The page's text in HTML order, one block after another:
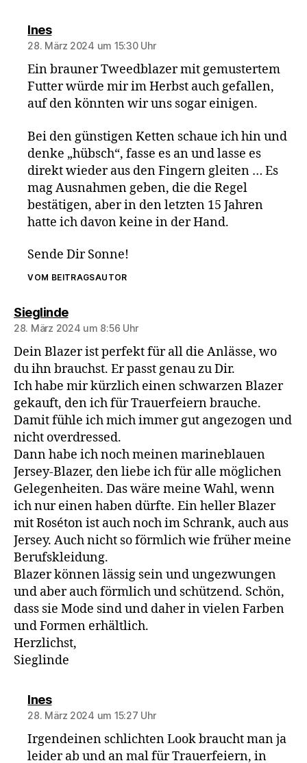
Inessagt:
28. März 2024 um 15:30 Uhr
Ein brauner Tweedblazer mit gemustertem
Futter würde mir im Herbst auch gefallen,
auf den könnten wir uns sogar einigen.
Bei den günstigen Ketten schaue ich hin und
denke „hübsch“, fasse es an und lasse es
direkt wieder aus den Fingern gleiten … Es
mag Ausnahmen geben, die die Regel
bestätigen, aber in den letzten 15 Jahren
hatte ich davon keine in der Hand.
Sende Dir Sonne!
VOM BEITRAGSAUTOR
Sieglindesagt:
28. März 2024 um 8:56 Uhr
Dein Blazer ist perfekt für all die Anlässe, wo
du ihn brauchst. Er passt genau zu Dir.
Ich habe mir kürzlich einen schwarzen Blazer
gekauft, den ich für Trauerfeiern brauche.
Damit fühle ich mich immer gut angezogen und
nicht overdressed.
Dann habe ich noch meinen marineblauen
Jersey-Blazer, den liebe ich für alle möglichen
Gelegenheiten. Das wäre meine Wahl, wenn
ich nur einen haben dürfte. Ein heller Blazer
mit Roséton ist auch noch im Schrank, auch aus
Jersey. Auch nicht so förmlich wie früher meine
Berufskleidung.
Blazer können lässig sein und ungezwungen
und aber auch förmlich und schützend. Schön,
dass sie Mode sind und daher in vielen Farben
und Formen erhältlich.
Herzlichst,
Sieglinde
Inessagt:
28. März 2024 um 15:27 Uhr
Irgendeinen schlichten Look braucht man ja
leider ab und an mal für Trauerfeiern, in